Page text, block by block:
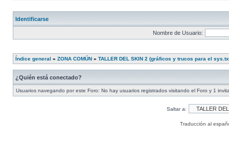
Identificarse
Nombre de Usuario:
Índice general » ZONA COMÚN » TALLER DEL SKIN 2 (gráficos y trucos para el
¿Quién está conectado?
Usuarios navegando por este Foro: No hay usuarios registrados visitando el Foro y 1
Saltar a:
Traducción al